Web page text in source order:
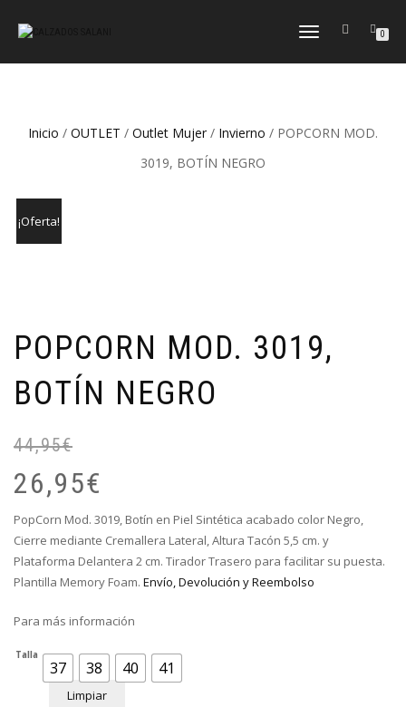
CAMBIAR
0
Inicio / OUTLET / Outlet Mujer / Invierno / POPCORN MOD.
3019, BOTÍN NEGRO
¡Oferta!
POPCORN MOD. 3019,
BOTÍN NEGRO
44,95€
26,95€
PopCorn Mod. 3019, Botín en Piel Sintética acabado color Negro,
Cierre mediante Cremallera Lateral, Altura Tacón 5,5 cm. y
Plataforma Delantera 2 cm. Tirador Trasero para facilitar su puesta.
Plantilla Memory Foam. Envío, Devolución y Reembolso
Para más información
Talla
37 38 40 41
Limpiar